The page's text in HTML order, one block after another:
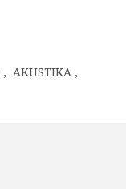
, AKUSTIKA ,